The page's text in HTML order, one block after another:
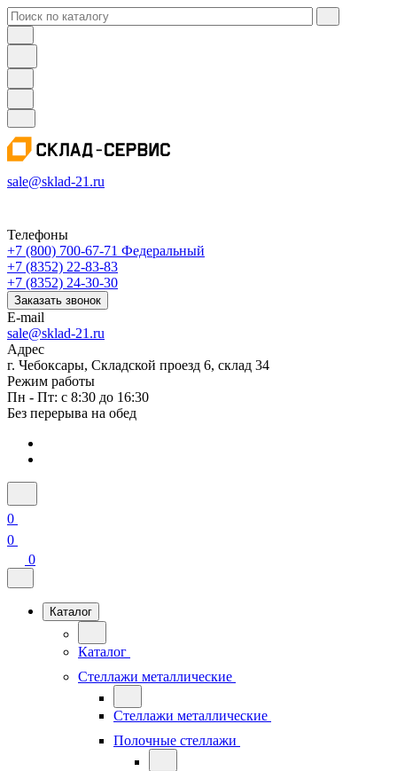
sale@sklad-21.ru
Телефоны
+7 (800) 700-67-71 Федеральный
+7 (8352) 22-83-83
+7 (8352) 24-30-30
Заказать звонок
E-mail
sale@sklad-21.ru
Адрес
г. Чебоксары, Складской проезд 6, склад 34
Режим работы
Пн - Пт: с 8:30 до 16:30
Без перерыва на обед
0
0
0
Каталог
Каталог
Стеллажи металлические
Стеллажи металлические
Полочные стеллажи